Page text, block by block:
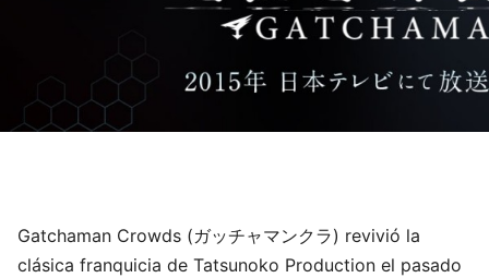
Gatchaman Crowds (ガッチャマンクラ) revivió la
clásica franquicia de Tatsunoko Production el pasado